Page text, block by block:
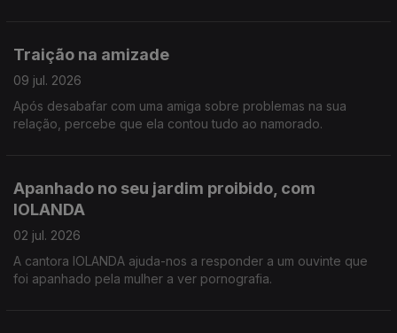
Traição na amizade
09 jul. 2026
Após desabafar com uma amiga sobre problemas na sua
relação, percebe que ela contou tudo ao namorado.
Apanhado no seu jardim proibido, com
IOLANDA
02 jul. 2026
A cantora IOLANDA ajuda-nos a responder a um ouvinte que
foi apanhado pela mulher a ver pornografia.